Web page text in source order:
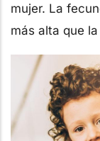
mujer. La
más alta que